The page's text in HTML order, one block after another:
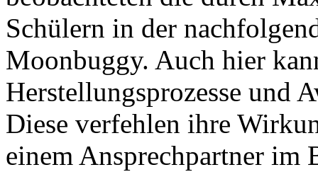
Schülern in der
Moonbuggy. Auch hier
Herstellungsprozesse und
Diese verfehlen ihre
einem Ansprechpartner im